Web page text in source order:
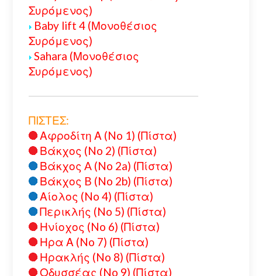
Συρόμενος)
Baby lift 4 (Μονοθέσιος
Συρόμενος)
Sahara (Μονοθέσιος
Συρόμενος)
ΠΙΣΤΕΣ:
Αφροδίτη Α (No 1) (Πίστα)
Βάκχος (No 2) (Πίστα)
Βάκχος A (No 2a) (Πίστα)
Βάκχος B (No 2b) (Πίστα)
Αίολος (No 4) (Πίστα)
Περικλής (No 5) (Πίστα)
Ηνίοχος (No 6) (Πίστα)
Ηρα Α (No 7) (Πίστα)
Ηρακλής (No 8) (Πίστα)
Οδυσσέας (No 9) (Πίστα)